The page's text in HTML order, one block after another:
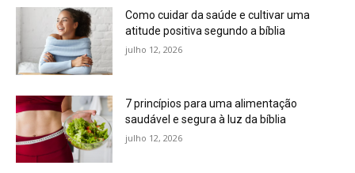
Como cuidar da saúde e cultivar uma
atitude positiva segundo a bíblia
julho 12, 2026
7 princípios para uma alimentação
saudável e segura à luz da bíblia
julho 12, 2026